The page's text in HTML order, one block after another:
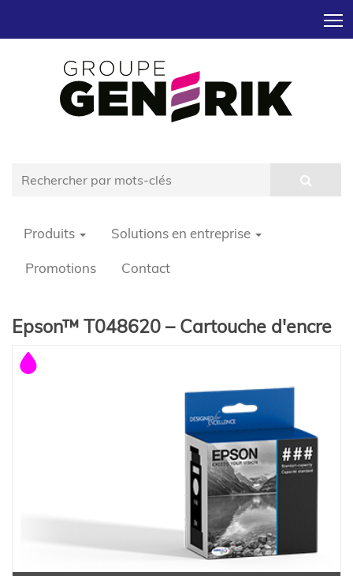
Produits Solutions en entreprise
Promotions Contact
Epson™ T048620 – Cartouche d'encre